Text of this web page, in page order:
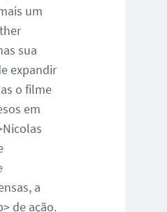
um
sua
expandir
o filme
em
a
de ação.